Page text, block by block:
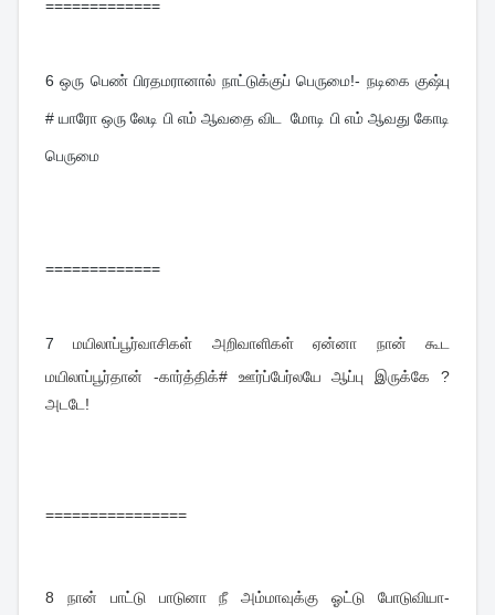
=============
6 ஒரு பெண் பிரதமரானால் நாட்டுக்குப் பெருமை!- நடிகை குஷ்பு
# யாரோ ஒரு லேடி பி எம் ஆவதை விட  மோடி பி எம் ஆவது கோடி
பெருமை
=============
7 மயிலாப்பூர்வாசிகள் அறிவாளிகள் ஏன்னா நான் கூட
மயிலாப்பூர்தான் -கார்த்திக்# ஊர்ப்பேர்லயே ஆப்பு இருக்கே ?
அடடே!
================
8 நான் பாட்டு பாடுனா நீ அம்மாவுக்கு ஓட்டு போடுவியா-